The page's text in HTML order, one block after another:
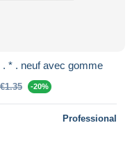
* . neuf avec gomme
€1.35 -20%
Professional